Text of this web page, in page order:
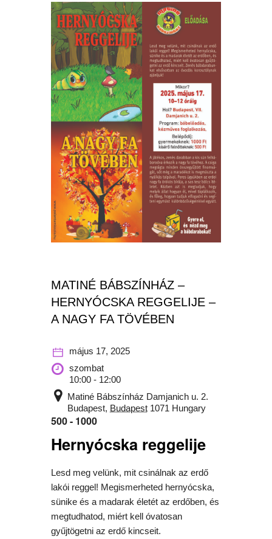
MATINÉ BÁBSZÍNHÁZ –
HERNYÓCSKA REGGELIJE –
A NAGY FA TÖVÉBEN
május 17, 2025
szombat
10:00 - 12:00
Matiné Bábszínház Damjanich u. 2.
Budapest, Budapest 1071 Hungary
500 - 1000
Hernyócska reggelije
Lesd meg velünk, mit csinálnak az erdő
lakói reggel! Megismerheted hernyócska,
sünike és a madarak életét az erdőben, és
megtudhatod, miért kell óvatosan
gyűjtögetni az erdő kincseit.